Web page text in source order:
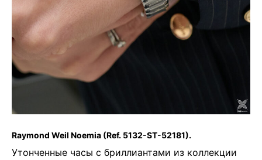
Raymond Weil Noemia (Ref. 5132-ST-52181).
Утонченные часы с бриллиантами из коллекции